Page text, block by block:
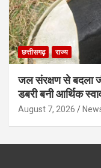
छत्तीसगढ़ राज्य
जल संरक्षण से बदला
डबरी बनी आर्थिक
August 7, 2026